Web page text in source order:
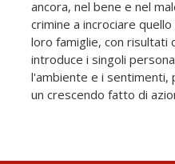
ancora, nel bene e nel
crimine a incrociare
loro famiglie, con
introduce i singoli
l'ambiente e i sentimenti,
un crescendo fatto di